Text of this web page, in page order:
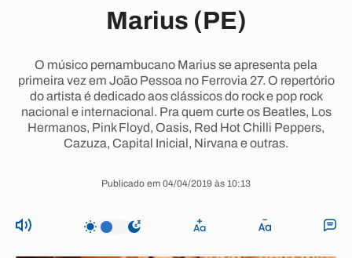
Marius (PE)
O músico pernambucano Marius se apresenta pela
primeira vez em João Pessoa no Ferrovia 27. O repertório
do artista é dedicado aos clássicos do rock e pop rock
nacional e internacional. Pra quem curte os Beatles, Los
Hermanos, Pink Floyd, Oasis, Red Hot Chilli Peppers,
Cazuza, Capital Inicial, Nirvana e outras.
Publicado em 04/04/2019 às 10:13